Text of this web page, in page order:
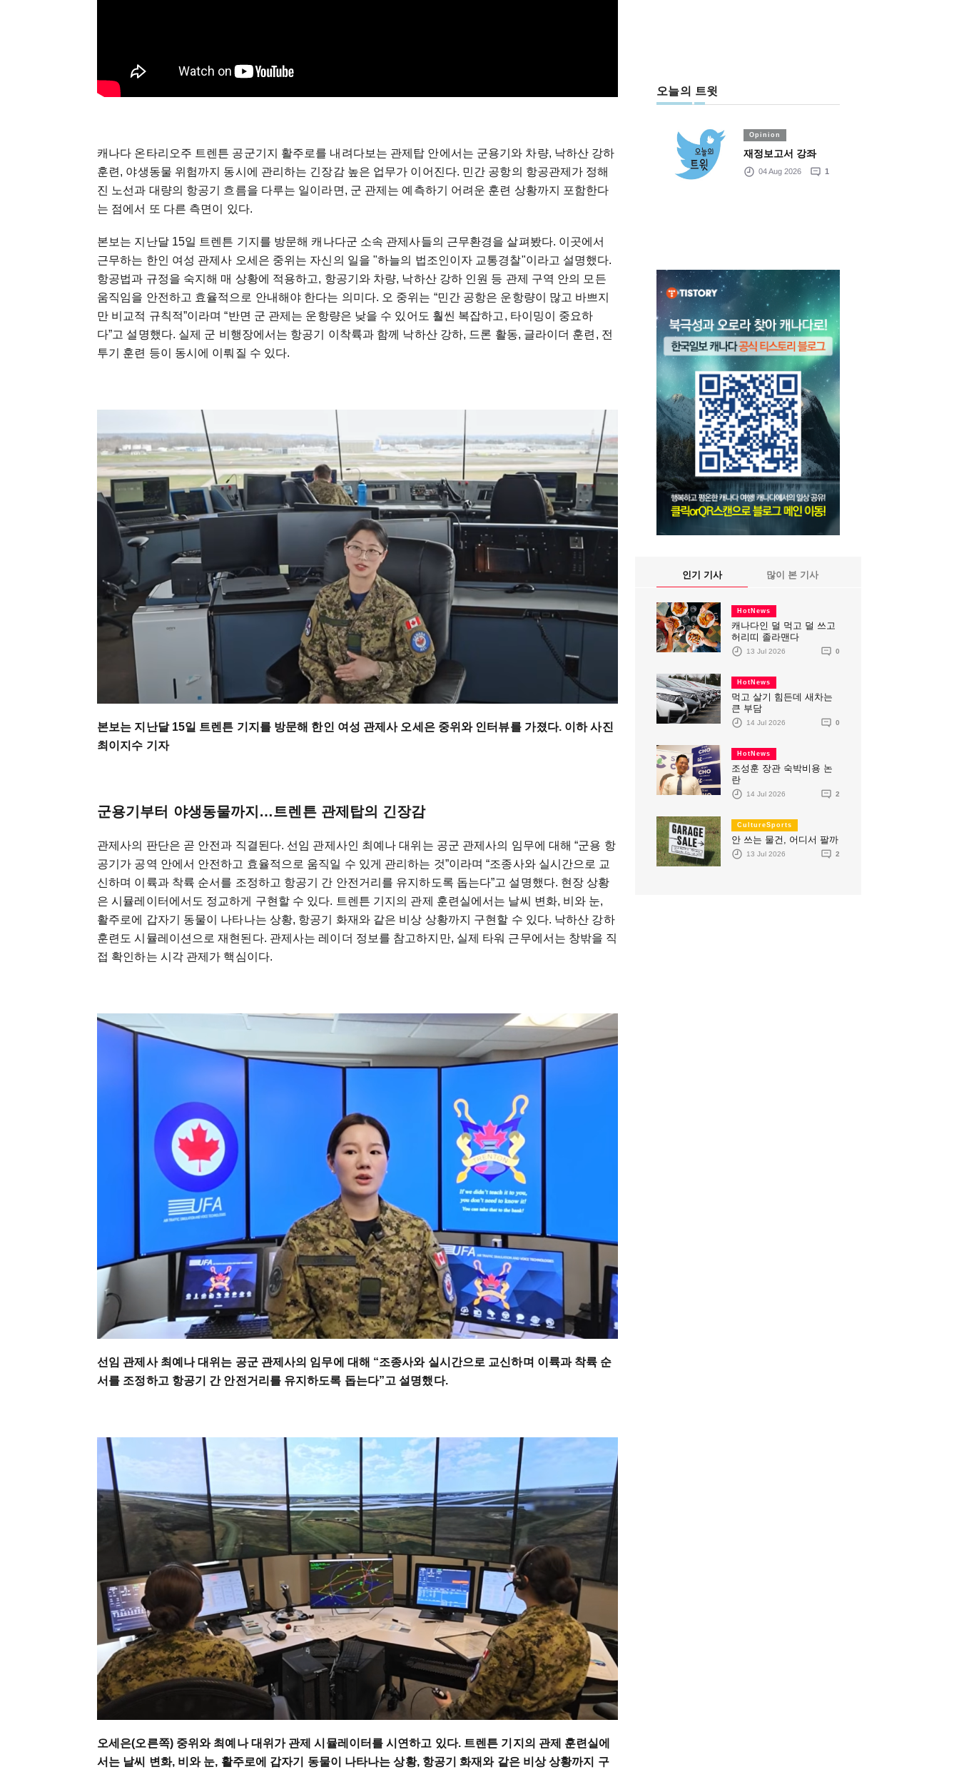
캐나다 온타리오주 트렌튼 공군기지 활주로를 내려다보는 관제탑 안에서는 군용기와 차량, 낙하산 강하
훈련, 야생동물 위험까지 동시에 관리하는 긴장감 높은 업무가 이어진다. 민간 공항의 항공관제가 정해
진 노선과 대량의 항공기 흐름을 다루는 일이라면, 군 관제는 예측하기 어려운 훈련 상황까지 포함한다
는 점에서 또 다른 측면이 있다.
본보는 지난달 15일 트렌튼 기지를 방문해 캐나다군 소속 관제사들의 근무환경을 살펴봤다. 이곳에서
근무하는 한인 여성 관제사 오세은 중위는 자신의 일을 "하늘의 법조인이자 교통경찰"이라고 설명했다.
항공법과 규정을 숙지해 매 상황에 적용하고, 항공기와 차량, 낙하산 강하 인원 등 관제 구역 안의 모든
움직임을 안전하고 효율적으로 안내해야 한다는 의미다. 오 중위는 “민간 공항은 운항량이 많고 바쁘지
만 비교적 규칙적”이라며 “반면 군 관제는 운항량은 낮을 수 있어도 훨씬 복잡하고, 타이밍이 중요하
다”고 설명했다. 실제 군 비행장에서는 항공기 이착륙과 함께 낙하산 강하, 드론 활동, 글라이더 훈련, 전
투기 훈련 등이 동시에 이뤄질 수 있다.
본보는 지난달 15일 트렌튼 기지를 방문해 한인 여성 관제사 오세은 중위와 인터뷰를 가졌다. 이하 사진
최이지수 기자
군용기부터 야생동물까지…트렌튼 관제탑의 긴장감
관제사의 판단은 곧 안전과 직결된다. 선임 관제사인 최예나 대위는 공군 관제사의 임무에 대해 “군용 항
공기가 공역 안에서 안전하고 효율적으로 움직일 수 있게 관리하는 것”이라며 “조종사와 실시간으로 교
신하며 이륙과 착륙 순서를 조정하고 항공기 간 안전거리를 유지하도록 돕는다”고 설명했다. 현장 상황
은 시뮬레이터에서도 정교하게 구현할 수 있다. 트렌튼 기지의 관제 훈련실에서는 날씨 변화, 비와 눈,
활주로에 갑자기 동물이 나타나는 상황, 항공기 화재와 같은 비상 상황까지 구현할 수 있다. 낙하산 강하
훈련도 시뮬레이션으로 재현된다. 관제사는 레이더 정보를 참고하지만, 실제 타워 근무에서는 창밖을 직
접 확인하는 시각 관제가 핵심이다.
선임 관제사 최예나 대위는 공군 관제사의 임무에 대해 “조종사와 실시간으로 교신하며 이륙과 착륙 순
서를 조정하고 항공기 간 안전거리를 유지하도록 돕는다”고 설명했다.
오세은(오른쪽) 중위와 최예나 대위가 관제 시뮬레이터를 시연하고 있다. 트렌튼 기지의 관제 훈련실에
서는 날씨 변화, 비와 눈, 활주로에 갑자기 동물이 나타나는 상황, 항공기 화재와 같은 비상 상황까지 구
오늘의 트윗
Opinion
재정보고서 강좌
04 Aug 2026 1
인기 기사 많이 본 기사
HotNews
캐나다인 덜 먹고 덜 쓰고
허리띠 졸라맨다
13 Jul 2026 0
HotNews
먹고 살기 힘든데 새차는
큰 부담
14 Jul 2026 0
HotNews
조성훈 장관 숙박비용 논
란
14 Jul 2026 2
CultureSports
안 쓰는 물건, 어디서 팔까
13 Jul 2026 2